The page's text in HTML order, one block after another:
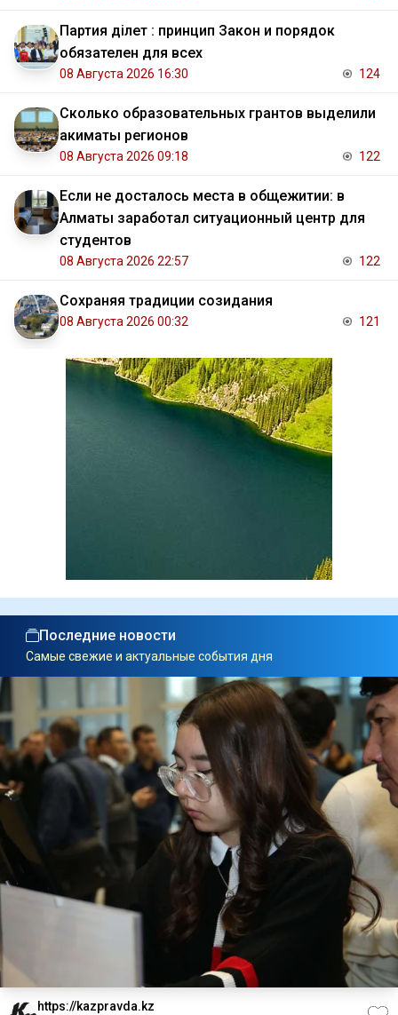
Партия Әділет : принцип Закон и порядок
обязателен для всех
08 Августа 2026 16:30 124
Сколько образовательных грантов выделили
акиматы регионов
08 Августа 2026 09:18 122
Если не досталось места в общежитии: в
Алматы заработал ситуационный центр для
студентов
08 Августа 2026 22:57 122
Сохраняя традиции созидания
08 Августа 2026 00:32 121
Последние новости
Самые свежие и актуальные события дня
https://kazpravda.kz